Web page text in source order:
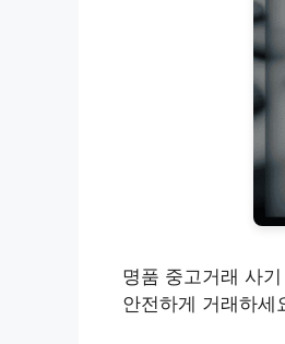
명품 중고거래 사
안전하게 거래하세